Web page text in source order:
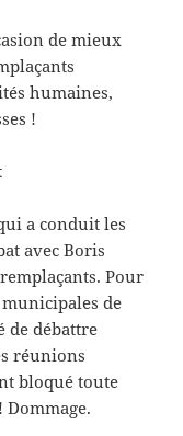
de mieux
humaines,
!
a conduit les
avec Boris
Pour
municipales de
de débattre
réunions
bloqué toute